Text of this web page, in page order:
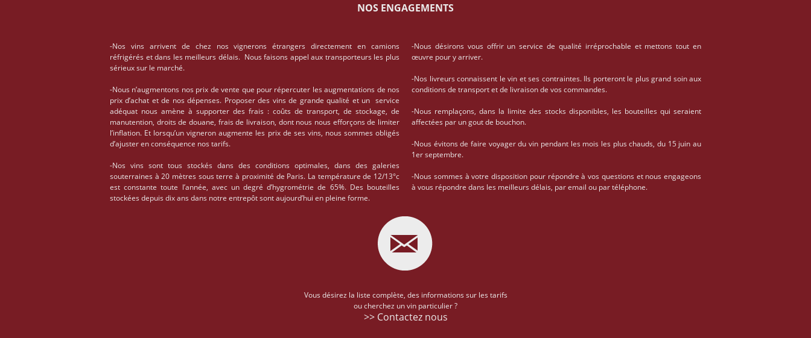
NOS ENGAGEMENTS
-Nos vins arrivent de chez nos vignerons étrangers directement en camions
réfrigérés et dans les meilleurs délais. Nous faisons appel aux transporteurs les plus
sérieux sur le marché.
-Nous n’augmentons nos prix de vente que pour répercuter les augmentations de nos
prix d’achat et de nos dépenses. Proposer des vins de grande qualité et un service
adéquat nous amène à supporter des frais : coûts de transport, de stockage, de
manutention, droits de douane, frais de livraison, dont nous nous efforçons de limiter
l’inflation. Et lorsqu’un vigneron augmente les prix de ses vins, nous sommes obligés
d’ajuster en conséquence nos tarifs.
-Nos vins sont tous stockés dans des conditions optimales, dans des galeries
souterraines à 20 mètres sous terre à proximité de Paris. La température de 12/13°c
est constante toute l’année, avec un degré d’hygrométrie de 65%. Des bouteilles
stockées depuis dix ans dans notre entrepôt sont aujourd’hui en pleine forme.
-Nous désirons vous offrir un service de qualité irréprochable et mettons tout en
œuvre pour y arriver.
-Nos livreurs connaissent le vin et ses contraintes. Ils porteront le plus grand soin aux
conditions de transport et de livraison de vos commandes.
-Nous remplaçons, dans la limite des stocks disponibles, les bouteilles qui seraient
affectées par un gout de bouchon.
-Nous évitons de faire voyager du vin pendant les mois les plus chauds, du 15 juin au
1er septembre.
-Nous sommes à votre disposition pour répondre à vos questions et nous engageons
à vous répondre dans les meilleurs délais, par email ou par téléphone.
Vous désirez la liste complète, des informations sur les tarifs
ou cherchez un vin particulier ?
>> Contactez nous